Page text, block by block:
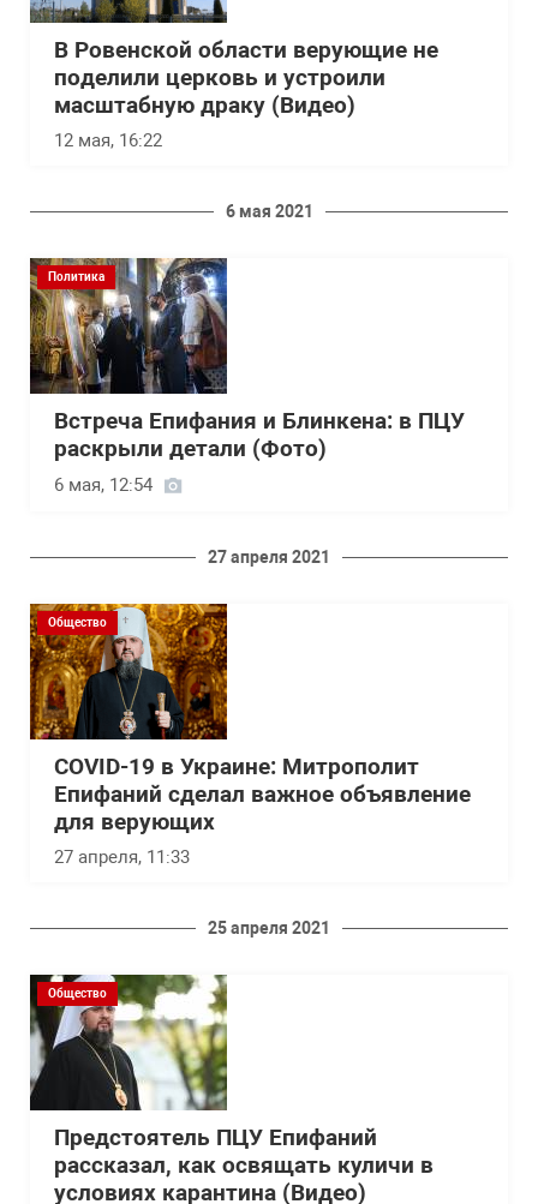
В Ровенской области верующие не
поделили церковь и устроили
масштабную драку (Видео)
12 мая, 16:22
6 мая 2021
Политика
Встреча Епифания и Блинкена: в ПЦУ
раскрыли детали (Фото)
6 мая, 12:54
27 апреля 2021
Общество
COVID-19 в Украине: Митрополит
Епифаний сделал важное объявление
для верующих
27 апреля, 11:33
25 апреля 2021
Общество
Предстоятель ПЦУ Епифаний
рассказал, как освящать куличи в
условиях карантина (Видео)